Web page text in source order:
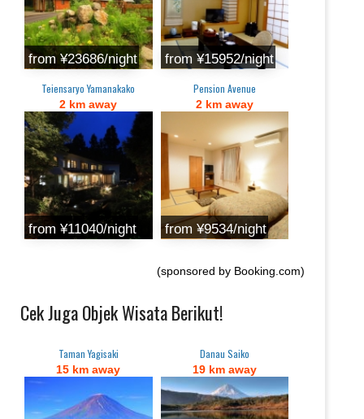
from ‎¥23686/night from ‎¥15952/night
Teiensaryo Yamanakako
2 km away
from ‎¥11040/night
Pension Avenue
2 km away
from ‎¥9534/night
(sponsored by Booking.com)
Cek Juga Objek Wisata Berikut!
Taman Yagisaki
15 km away
Danau Saiko
19 km away